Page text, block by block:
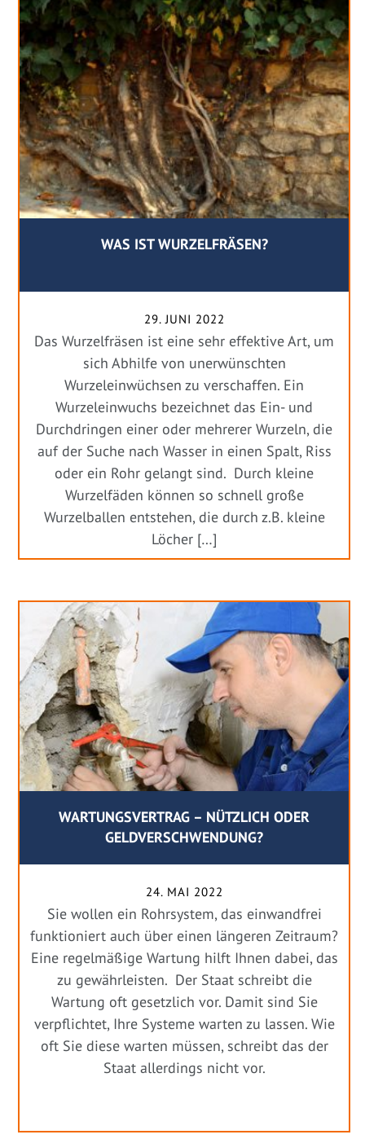
WAS IST WURZELFRÄSEN?
29. JUNI 2022
Das Wurzelfräsen ist eine sehr effektive Art, um
sich Abhilfe von unerwünschten
Wurzeleinwüchsen zu verschaffen. Ein
Wurzeleinwuchs bezeichnet das Ein- und
Durchdringen einer oder mehrerer Wurzeln, die
auf der Suche nach Wasser in einen Spalt, Riss
oder ein Rohr gelangt sind. Durch kleine
Wurzelfäden können so schnell große
Wurzelballen entstehen, die durch z.B. kleine
Löcher […]
WARTUNGSVERTRAG – NÜTZLICH ODER
GELDVERSCHWENDUNG?
24. MAI 2022
Sie wollen ein Rohrsystem, das einwandfrei
funktioniert auch über einen längeren Zeitraum?
Eine regelmäßige Wartung hilft Ihnen dabei, das
zu gewährleisten. Der Staat schreibt die
Wartung oft gesetzlich vor. Damit sind Sie
verpflichtet, Ihre Systeme warten zu lassen. Wie
oft Sie diese warten müssen, schreibt das der
Staat allerdings nicht vor.